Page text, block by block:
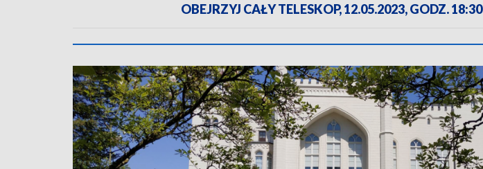
OBEJRZYJ CAŁY TELESKOP, 12.05.2023, GODZ. 18:30